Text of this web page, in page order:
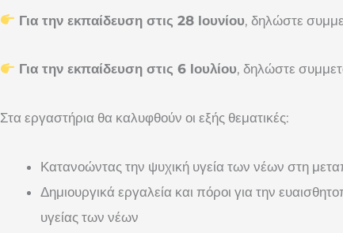
Για την εκπαίδευση στις 28 Ιουνίου, δηλώστε
Για την εκπαίδευση στις 6 Ιουλίου, δηλώστε
Στα εργαστήρια θα καλυφθούν οι εξής θεματικές:
Κατανοώντας την ψυχική υγεία των νέων στη
Δημιουργικά εργαλεία και πόροι για την
υγείας των νέων